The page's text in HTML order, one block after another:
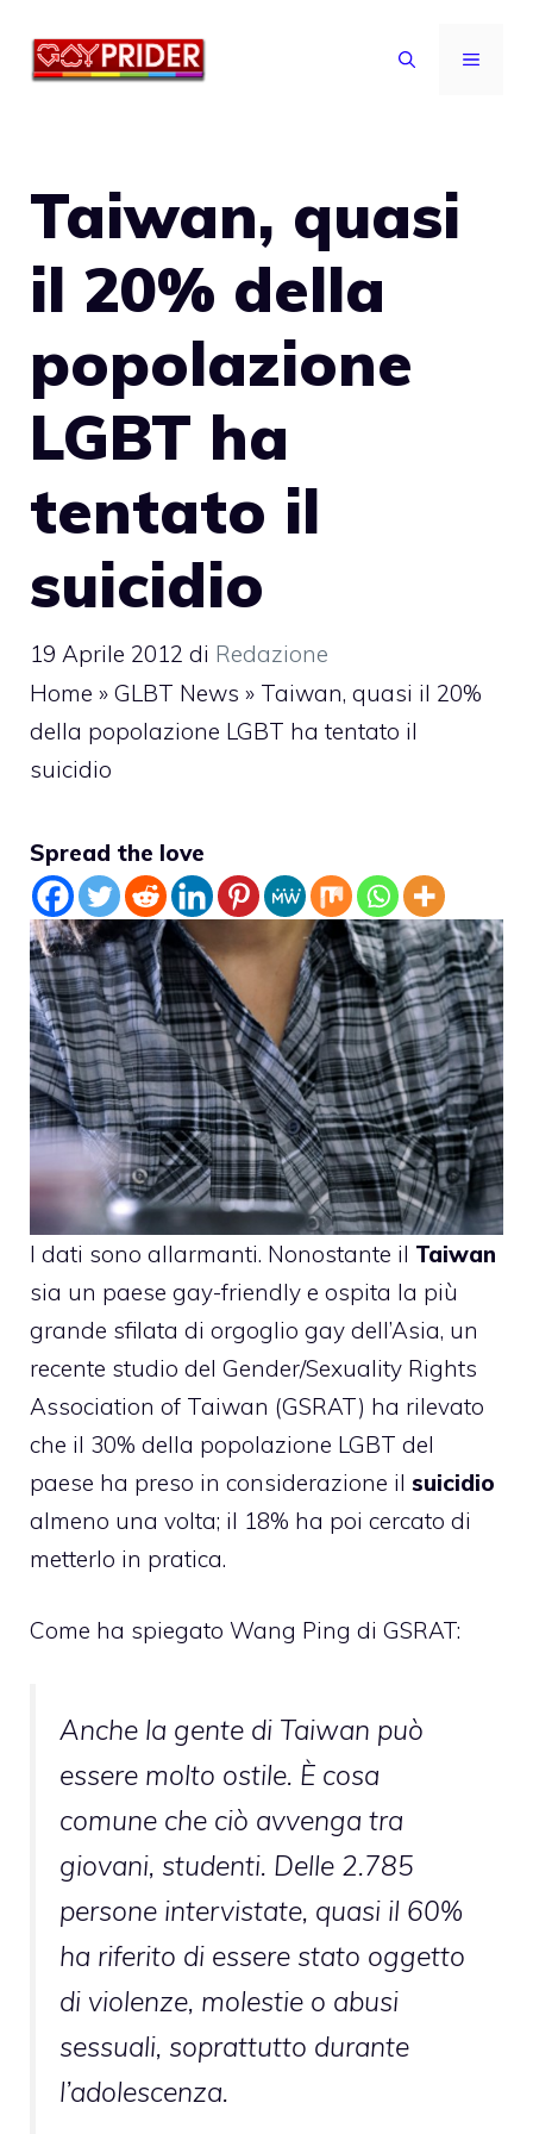
MENU
Taiwan, quasi
il 20% della
popolazione
LGBT ha
tentato il
suicidio
19 Aprile 2012 di Redazione
Home » GLBT News » Taiwan, quasi il 20%
della popolazione LGBT ha tentato il
suicidio
Spread the love
I dati sono allarmanti. Nonostante il Taiwan
sia un paese gay-friendly e ospita la più
grande sfilata di orgoglio gay dell’Asia, un
recente studio del Gender/Sexuality Rights
Association of Taiwan (GSRAT) ha rilevato
che il 30% della popolazione LGBT del
paese ha preso in considerazione il suicidio
almeno una volta; il 18% ha poi cercato di
metterlo in pratica.
Come ha spiegato Wang Ping di GSRAT:
Anche la gente di Taiwan può
essere molto ostile. È cosa
comune che ciò avvenga tra
giovani, studenti. Delle 2.785
persone intervistate, quasi il 60%
ha riferito di essere stato oggetto
di violenze, molestie o abusi
sessuali, soprattutto durante
l’adolescenza.